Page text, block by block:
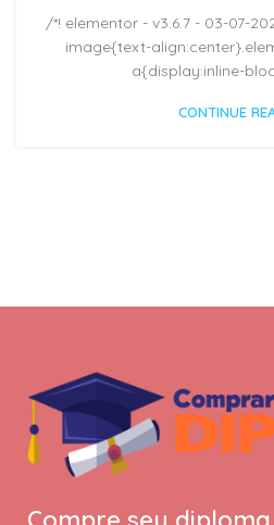
/*! elementor - v3.6.7 - 03-07-
image{text-
a{display:inline-
CONTINUE